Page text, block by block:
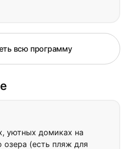
всю программу
уютных домиках на
озера (есть пляж для